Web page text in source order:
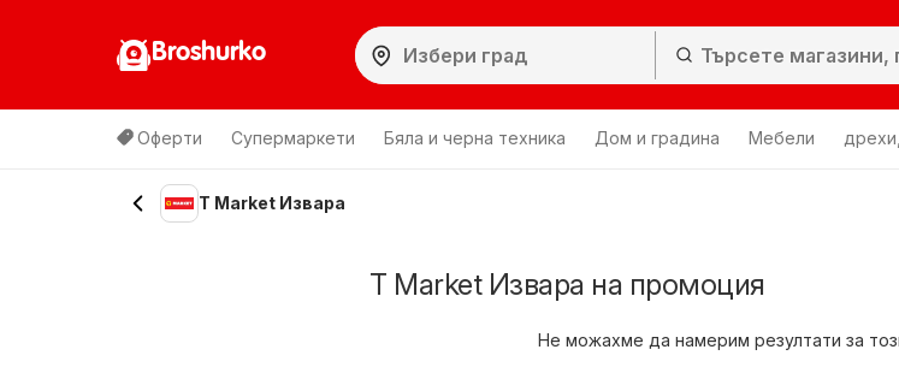
Broshurko
Оферти Супермаркети Бяла и черна техника Дом и градина Мебели
T Market Извара
T Market Извара на промоция
Не можахме да намерим резултати за